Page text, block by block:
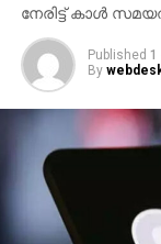
നേരിട്ട് കാള്‍
Published 1
By